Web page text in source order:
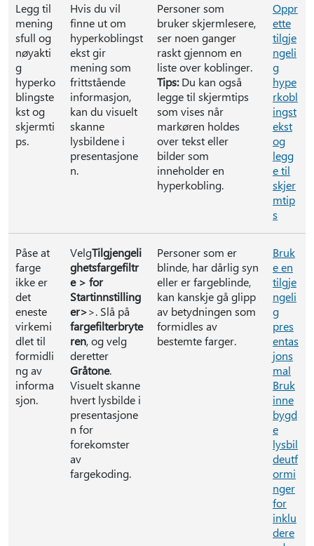
Legg til
mening
sfull og
nøyakti
g
hyperko
blingste
kst og
skjermti
ps.
Hvis du vil
finne ut om
hyperkoblingst
ekst gir
mening som
frittstående
informasjon,
kan du visuelt
skanne
lysbildene i
presentasjone
n.
Personer som
bruker skjermlesere,
ser noen ganger
raskt gjennom en
liste over koblinger.
Tips:Du kan også
legge til skjermtips
som vises når
markøren holdes
over tekst eller
bilder som
inneholder en
hyperkobling.
Oppr
ette
tilgje
ngeli
g
hype
rkobl
ingst
ekst
og
legg
e til
skjer
mtip
s
Påse at
farge
ikke er
det
eneste
virkemi
dlet til
formidli
ng av
informa
sjon.
VelgTilgjengeli
ghetsfargefiltr
e > for
Startinnstilling
er>>. Slå på
fargefilterbryte
ren, og velg
deretter
Gråtone.
Visuelt skanne
hvert lysbilde i
presentasjone
n for
forekomster
av
fargekoding.
Personer som er
blinde, har dårlig syn
eller er fargeblinde,
kan kanskje gå glipp
av betydningen som
formidles av
bestemte farger.
Bruk
e en
tilgje
ngeli
g
pres
entas
jons
mal
Bruk
inne
bygd
e
lysbil
deutf
ormi
nger
for
inklu
dere